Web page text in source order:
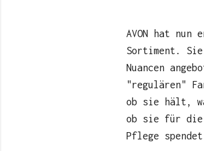
AVON hat nun
Sortiment.
Nuancen
"regulären"
ob sie hält,
ob sie für die
Pflege